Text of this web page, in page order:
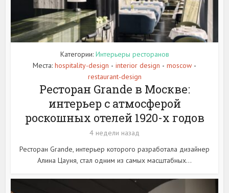
Категории: Интерьеры ресторанов
Места: hospitality-design • interior design • moscow •
restaurant-design
Ресторан Grande в Москве:
интерьер с атмосферой
роскошных отелей 1920-х годов
4 недели назад
Ресторан Grande, интерьер которого разработала дизайнер
Алина Цауня, стал одним из самых масштабных...